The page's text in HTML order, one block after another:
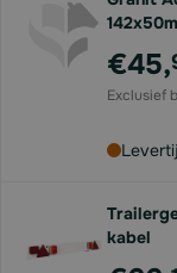
€45,
kabel